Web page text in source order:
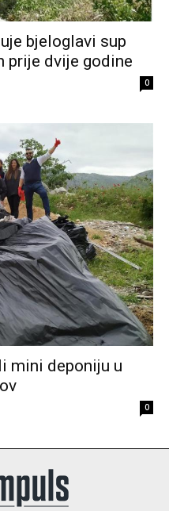
bjeloglavi sup
prije dvije godine
0
mini deponiju u
0